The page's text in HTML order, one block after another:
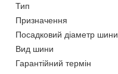
Тип
Призначення
Посадковий діаметр шини
Вид шини
Гарантійний термін